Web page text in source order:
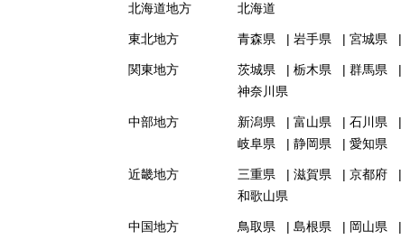
北海道地方 北海道
東北地方 青森県 岩手県 宮城県
関東地方 茨城県 栃木県 群馬県
神奈川県
中部地方 新潟県 富山県 石川県
岐阜県
静岡県 愛知県
近畿地方 三重県 滋賀県 京都府
和歌山県
中国地方 鳥取県 島根県 岡山県